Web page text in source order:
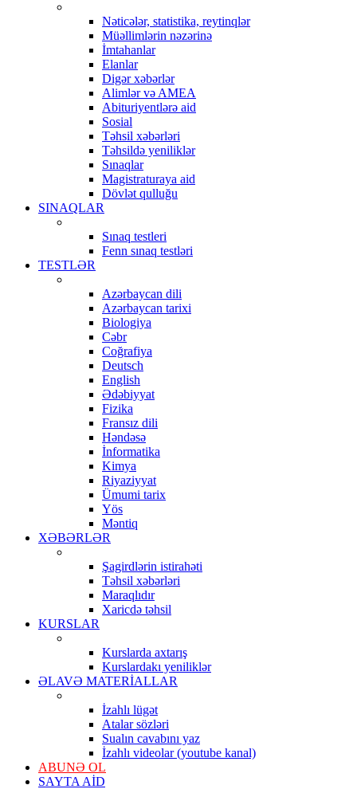
Nəticələr, statistika, reytinqlər
Müəllimlərin nəzərinə
İmtahanlar
Elanlar
Digər xəbərlər
Alimlər və AMEA
Abituriyentlərə aid
Sosial
Təhsil xəbərləri
Təhsildə yeniliklər
Sınaqlar
Magistraturaya aid
Dövlət qulluğu
SINAQLAR
Sınaq testleri
Fenn sınaq testləri
TESTLƏR
Azərbaycan dili
Azərbaycan tarixi
Biologiya
Cəbr
Coğrafiya
Deutsch
English
Ədəbiyyat
Fizika
Fransız dili
Həndəsə
İnformatika
Kimya
Riyaziyyat
Ümumi tarix
Yös
Məntiq
XƏBƏRLƏR
Şagirdlərin istirahəti
Təhsil xəbərləri
Maraqlıdır
Xaricdə təhsil
KURSLAR
Kurslarda axtarış
Kurslardakı yeniliklər
ƏLAVƏ MATERİALLAR
İzahlı lügət
Atalar sözləri
Sualın cavabını yaz
İzahlı videolar (youtube kanal)
ABUNƏ OL
SAYTA AİD